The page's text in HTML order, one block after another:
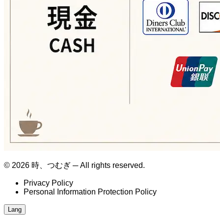
© 2026 時、つむぎ ─ All rights reserved.
Privacy Policy
Personal Information Protection Policy
Lang